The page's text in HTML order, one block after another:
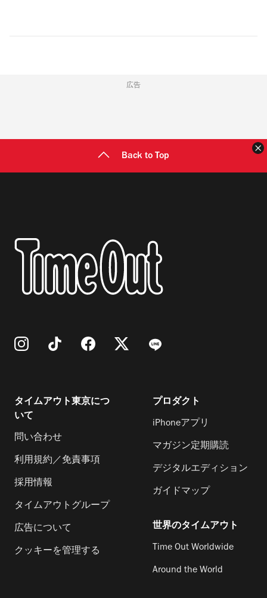
広告
Back to Top
タイムアウト東京につ
いて
問い合わせ
利用規約／免責事項
採用情報
タイムアウトグループ
広告について
クッキーを管理する
プロダクト
iPhoneアプリ
マガジン定期購読
デジタルエディション
ガイドマップ
世界のタイムアウト
Time Out Worldwide
Around the World